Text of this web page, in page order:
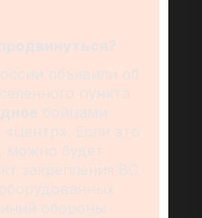
объявили об
пункта
бойцами
Если это
можно будет
закрепления ВС
обороны.